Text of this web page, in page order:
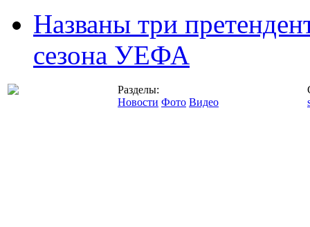
Названы три
сезона УЕФА
Разделы:
Новости Фото Видео